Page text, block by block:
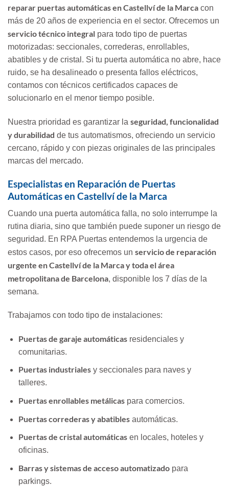
reparar puertas automáticas en Castellví de la Marca con
más de 20 años de experiencia en el sector. Ofrecemos un
servicio técnico integral para todo tipo de puertas
motorizadas: seccionales, correderas, enrollables,
abatibles y de cristal. Si tu puerta automática no abre, hace
ruido, se ha desalineado o presenta fallos eléctricos,
contamos con técnicos certificados capaces de
solucionarlo en el menor tiempo posible.
Nuestra prioridad es garantizar la seguridad, funcionalidad
y durabilidad de tus automatismos, ofreciendo un servicio
cercano, rápido y con piezas originales de las principales
marcas del mercado.
Especialistas en Reparación de Puertas
Automáticas en Castellví de la Marca
Cuando una puerta automática falla, no solo interrumpe la
rutina diaria, sino que también puede suponer un riesgo de
seguridad. En RPA Puertas entendemos la urgencia de
estos casos, por eso ofrecemos un servicio de reparación
urgente en Castellví de la Marca y toda el área
metropolitana de Barcelona, disponible los 7 días de la
semana.
Trabajamos con todo tipo de instalaciones:
Puertas de garaje automáticasresidenciales y
comunitarias.
Puertas industrialesy seccionales para naves y
talleres.
Puertas enrollables metálicaspara comercios.
Puertas correderas y abatiblesautomáticas.
Puertas de cristal automáticasen locales, hoteles y
oficinas.
Barras y sistemas de acceso automatizadopara
parkings.